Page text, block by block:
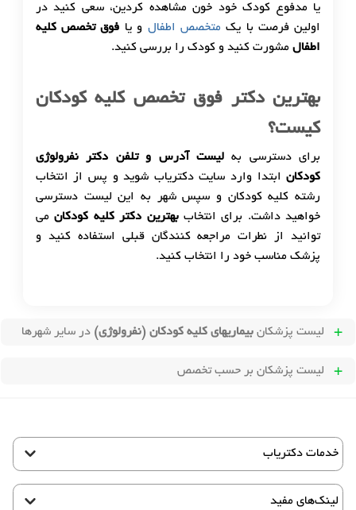
یا مدفوع کودک خود خون مشاهده کردین، سعی کنید در
اولین فرصت با یک متخصص اطفال و یا فوق تخصص کلیه
اطفالمشورت کنید و کودک را بررسی کنید.
بهترین دکتر فوق تخصص کلیه کودکان
کیست؟
برای دسترسی بهلیست آدرس و تلفن دکتر نفرولوژی
کودکانابتدا وارد سایت دکتریاب شوید و پس از انتخاب
رشته کلیه کودکان و سپس شهر به این لیست دسترسی
خواهید داشت. برای انتخاببهترین دکتر کلیه کودکانمی
توانید از نطرات مراجعه کنندگان قبلی استفاده کنید و
پزشک مناسب خود را انتخاب کنید.
لیست پزشکان بیماریهای کلیه کودکان (نفرولوژی) در سایر شهرها
لیست پزشکان بر حسب تخصص
خدمات دکتریاب
لینک‌های مفید